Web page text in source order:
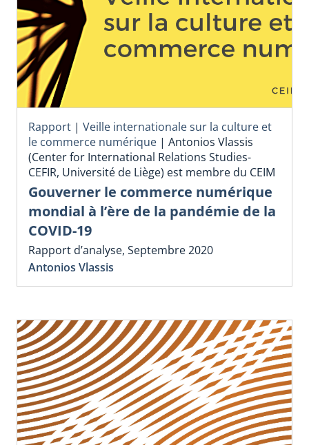
Rapport | Veille internationale sur la culture et
le commerce numérique | Antonios Vlassis
(Center for International Relations Studies-
CEFIR, Université de Liège) est membre du CEIM
Gouverner le commerce numérique
mondial à l’ère de la pandémie de la
COVID-19
Rapport d’analyse, Septembre 2020
Antonios Vlassis